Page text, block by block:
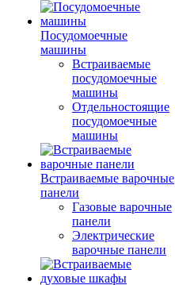
Посудомоечные
машины
Встраиваемые
посудомоечные
машины
Отдельностоящие
посудомоечные
машины
Встраиваемые варочные
панели
Газовые варочные
панели
Электрические
варочные панели